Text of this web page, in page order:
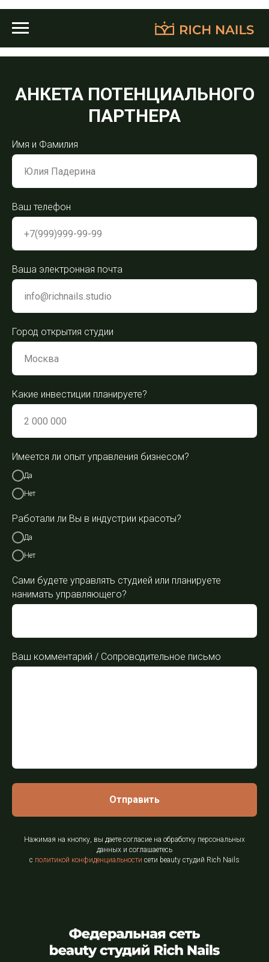
АНКЕТА ПОТЕНЦИАЛЬНОГО
ПАРТНЕРА
Имя и Фамилия
Ваш телефон
Ваша электронная почта
Город открытия студии
Какие инвестиции планируете?
Имеется ли опыт управления бизнесом?
Да
Нет
Работали ли Вы в индустрии красоты?
Да
Нет
Сами будете управлять студией или планируете
нанимать управляющего?
Ваш комментарий / Сопроводительное письмо
Отправить
Нажимая на кнопку, вы даете согласие на обработку персональных
данных и соглашаетесь
c политикой конфиденциальности сети beauty студий Rich Nails